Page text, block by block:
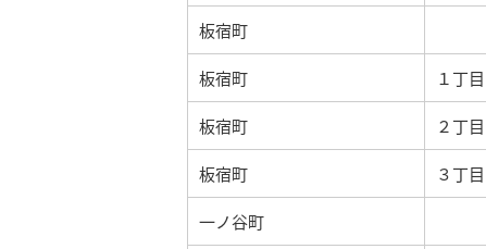
板宿町
板宿町 １丁目
板宿町 ２丁目
板宿町 ３丁目
一ノ谷町